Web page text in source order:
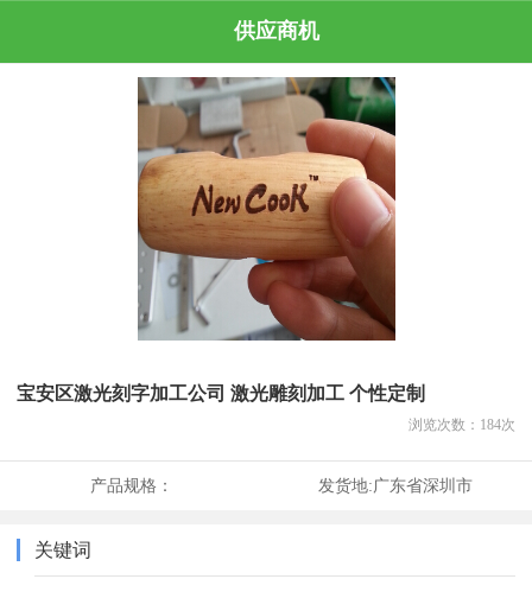
供应商机
宝安区激光刻字加工公司 激光雕刻加工 个性定制
浏览次数： 184次
产品规格： 发货地:广东省深圳市
关键词